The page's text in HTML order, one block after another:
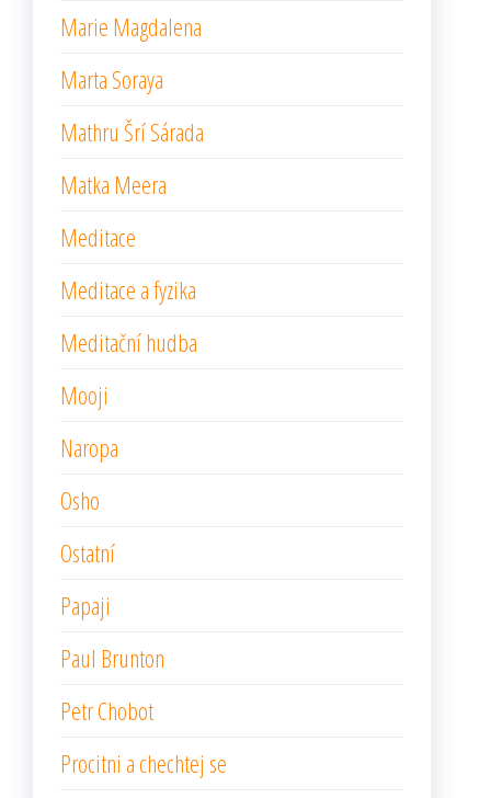
Marie Magdalena
Marta Soraya
Mathru Šrí Sárada
Matka Meera
Meditace
Meditace a fyzika
Meditační hudba
Mooji
Naropa
Osho
Ostatní
Papaji
Paul Brunton
Petr Chobot
Procitni a chechtej se